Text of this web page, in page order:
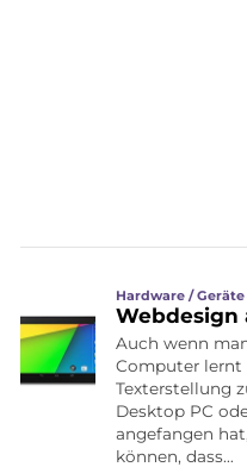
Hardware / Geräte
Webdesign
Auch wenn
Computer lernt
Texterstellung
Desktop PC
angefangen
können, dass…